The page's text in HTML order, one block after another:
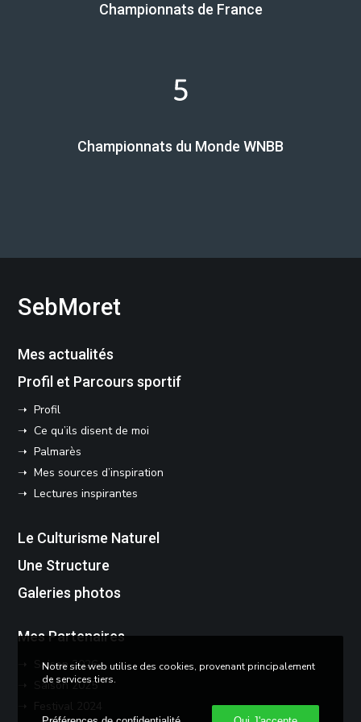
Championnats de France
Championnats du Monde WNBB
SebMoret
Mes actualités
Profil et Parcours sportif
➝ Profil
➝ Ce qu’ils disent de moi
➝ Palmarès
➝ Mes sources d’inspiration
➝ Lectures inspirantes
Le Culturisme Naturel
Une Structure
Galeries photos
Mes Partenaires
➝ Saison 2026
➝ Saison 2025
Notre site web utilise des cookies, provenant principalement
de services tiers.